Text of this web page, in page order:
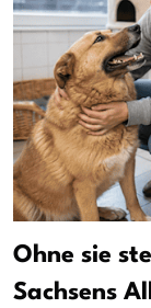
Ohne sie
Sachsens